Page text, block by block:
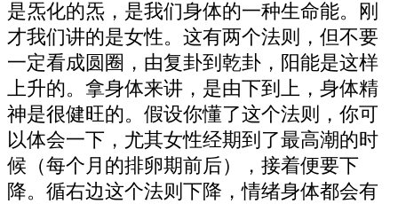
是炁化的炁，是我们身体的一种生命能。刚
才我们讲的是女性。这有两个法则，但不要
一定看成圆圈，由复卦到乾卦，阳能是这样
上升的。拿身体来讲，是由下到上，身体精
神是很健旺的。假设你懂了这个法则，你可
以体会一下，尤其女性经期到了最高潮的时
候（每个月的排卵期前后），接着便要下
降。循右边这个法则下降，情绪身体都会有